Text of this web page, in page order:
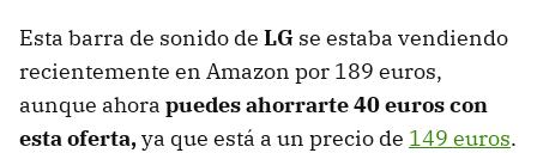
Esta barra de sonido de LG se estaba vendiendo
recientemente en Amazon por 189 euros,
aunque ahora puedes ahorrarte 40 euros con
esta oferta,ya que está a un precio de 149 euros.